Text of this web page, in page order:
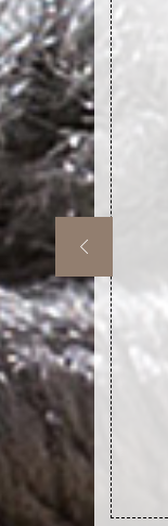
de jouer
vivre
leurs
réaliser
afin de
d’un
la bonne